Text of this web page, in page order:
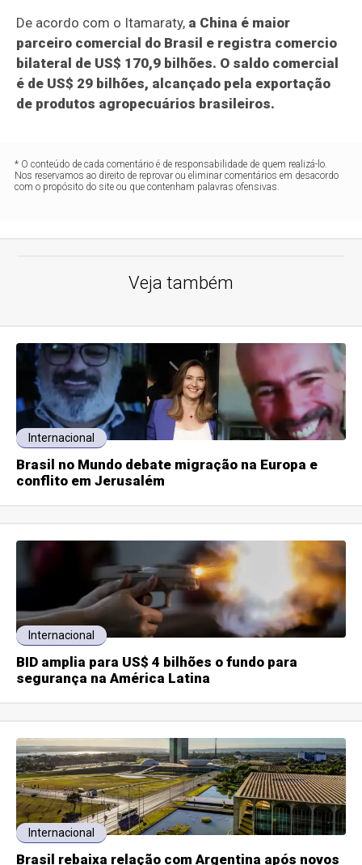
De acordo com o Itamaraty, a China é maior
parceiro comercial do Brasil e registra comercio
bilateral de US$ 170,9 bilhões. O saldo comercial
é de US$ 29 bilhões, alcançado pela exportação
de produtos agropecuários brasileiros.
* O conteúdo de cada comentário é de responsabilidade de quem realizá-lo.
Nos reservamos ao direito de reprovar ou eliminar comentários em desacordo
com o propósito do site ou que contenham palavras ofensivas.
Veja também
Internacional
Brasil no Mundo debate migração na Europa e
conflito em Jerusalém
Internacional
BID amplia para US$ 4 bilhões o fundo para
segurança na América Latina
Internacional
Brasil rebaixa relação com Argentina após novos